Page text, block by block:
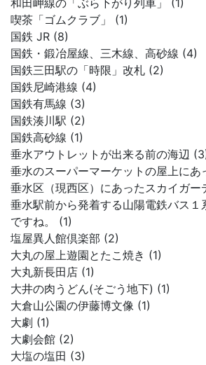
和田岬線の「ぶら下がり列車」 (1)
喫茶「ゴムクラブ」 (1)
国鉄 JR (8)
国鉄・鍛冶屋線、三木線、高砂線 (4)
国鉄三田駅の「時限」改札 (2)
国鉄尼崎港線 (4)
国鉄有馬線 (3)
国鉄湊川駅 (2)
国鉄高砂線 (1)
垂水アウトレットが出来る前の海辺
垂水のスーパーマーケットの屋上にあ
垂水区（現西区）にあったスカイガー
垂水駅前から発着する山陽電鉄バス１
ですね。 (1)
塩屋異人館倶楽部 (2)
大丸の屋上遊園とたこ焼き (1)
大丸新長田店 (1)
大井の肉うどん(そごう地下) (1)
大倉山公園の伊藤博文像 (1)
大劇 (1)
大劇会館 (2)
大塩の塩田 (3)